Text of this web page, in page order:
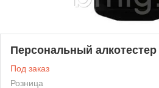
Персональный
Под заказ
Розница